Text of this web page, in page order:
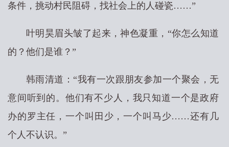
条件，挑动村民阻碍，找社会上的人碰瓷……”
叶明昊眉头皱了起来，神色凝重，“你怎么知道
的？他们是谁？”
韩雨清道：“我有一次跟朋友参加一个聚会，无
意间听到的。他们有不少人，我只知道一个是政府
办的罗主任，一个叫田少，一个叫马少……还有几
个人不认识。”